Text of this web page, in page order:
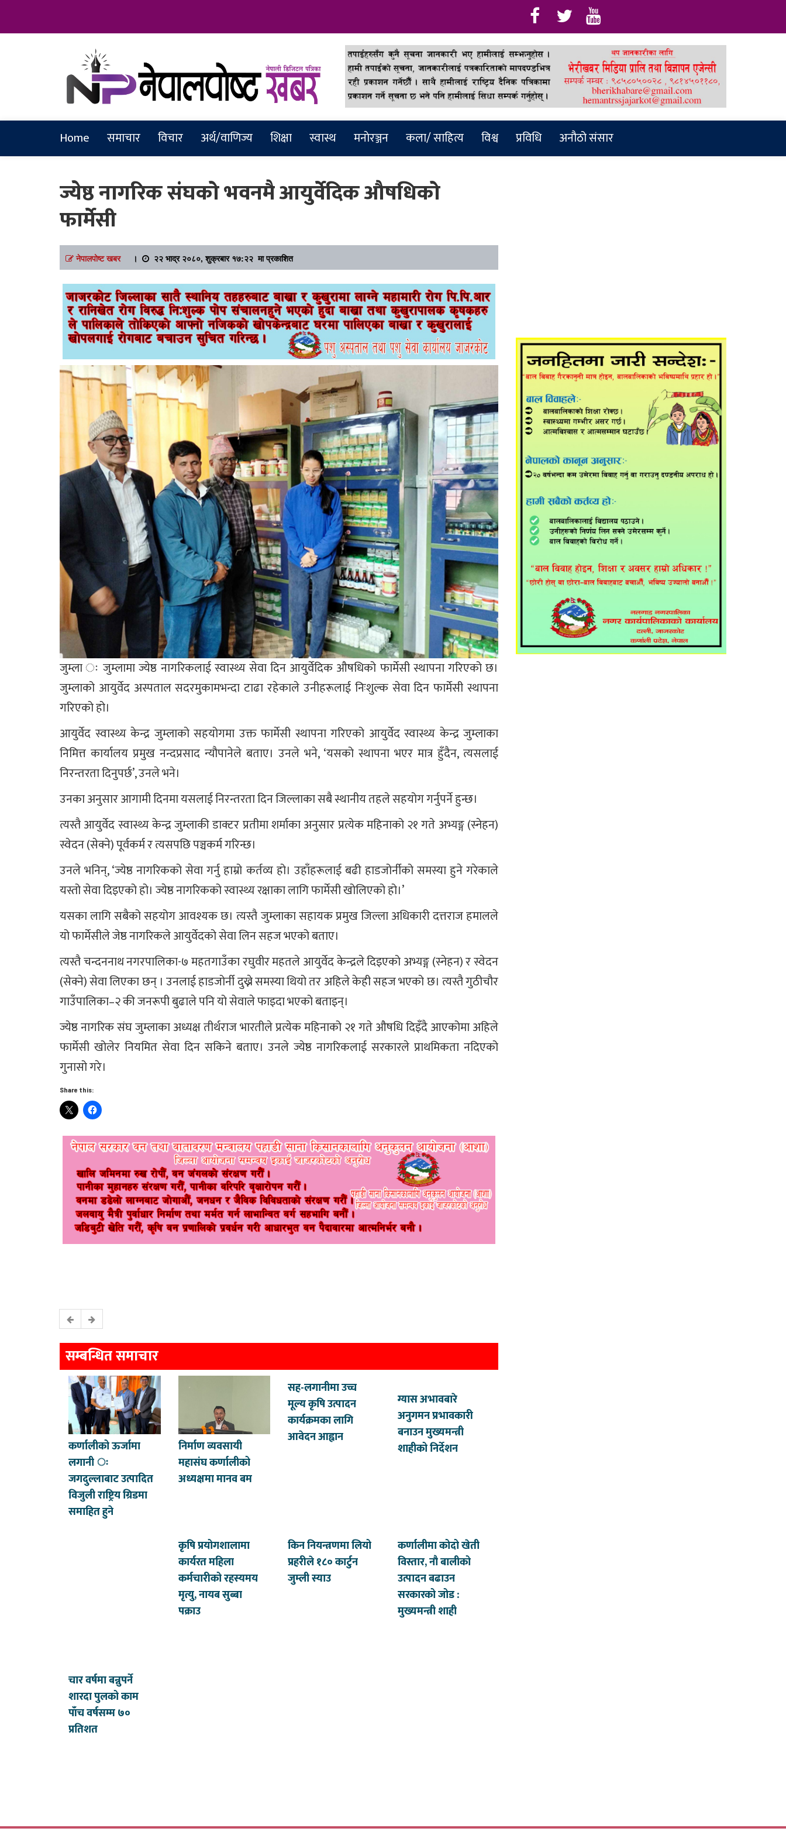
Nepalpostkhabar
Home समाचार विचार अर्थ/वाणिज्य शिक्षा स्वास्थ मनाेरञ्जन कला/ साहित्य विश्व प्रविधि अनौठो संसार
ज्येष्ठ नागरिक संघको भवनमै आयुर्वेदिक औषधिको
फार्मेसी
नेपालपोष्ट खबर। २२ भाद्र २०८०, शुक्रबार १७:२२ मा प्रकाशित
जुम्ला ः जुम्लामा ज्येष्ठ नागरिकलाई स्वास्थ्य सेवा दिन आयुर्वेदिक औषधिको फार्मेसी स्थापना गरिएको छ।
जुम्लाको आयुर्वेद अस्पताल सदरमुकामभन्दा टाढा रहेकाले उनीहरूलाई निःशुल्क सेवा दिन फार्मेसी स्थापना
गरिएको हो।
आयुर्वेद स्वास्थ्य केन्द्र जुम्लाको सहयोगमा उक्त फार्मेसी स्थापना गरिएको आयुर्वेद स्वास्थ्य केन्द्र जुम्लाका
निमित्त कार्यालय प्रमुख नन्दप्रसाद न्यौपानेले बताए। उनले भने, ‘यसको स्थापना भएर मात्र हुँदैन, त्यसलाई
निरन्तरता दिनुपर्छ’, उनले भने।
उनका अनुसार आगामी दिनमा यसलाई निरन्तरता दिन जिल्लाका सबै स्थानीय तहले सहयोग गर्नुपर्ने हुन्छ।
त्यस्तै आयुर्वेद स्वास्थ्य केन्द्र जुम्लाकी डाक्टर प्रतीमा शर्माका अनुसार प्रत्येक महिनाको २१ गते अभ्यङ्ग (स्नेहन)
स्वेदन (सेक्ने) पूर्वकर्म र त्यसपछि पञ्चकर्म गरिन्छ।
उनले भनिन्, ‘ज्येष्ठ नागरिकको सेवा गर्नु हाम्रो कर्तव्य हो। उहाँहरूलाई बढी हाडजोर्नीको समस्या हुने गरेकाले
यस्तो सेवा दिइएको हो। ज्येष्ठ नागरिकको स्वास्थ्य रक्षाका लागि फार्मेसी खोलिएको हो।’
यसका लागि सबैको सहयोग आवश्यक छ। त्यस्तै जुम्लाका सहायक प्रमुख जिल्ला अधिकारी दत्तराज हमालले
यो फार्मेसीले जेष्ठ नागरिकले आयुर्वेदको सेवा लिन सहज भएको बताए।
त्यस्तै चन्दननाथ नगरपालिका-७ महतगाउँका रघुवीर महतले आयुर्वेद केन्द्रले दिइएको अभ्यङ्ग (स्नेहन) र स्वेदन
(सेक्ने) सेवा लिएका छन् । उनलाई हाडजोर्नी दुख्ने समस्या थियो तर अहिले केही सहज भएको छ। त्यस्तै गुठीचौर
गाउँपालिका–२ की जनरूपी बुढाले पनि यो सेवाले फाइदा भएको बताइन्।
ज्येष्ठ नागरिक संघ जुम्लाका अध्यक्ष तीर्थराज भारतीले प्रत्येक महिनाको २१ गते औषधि दिइँदै आएकोमा अहिले
फार्मेसी खोलेर नियमित सेवा दिन सकिने बताए। उनले ज्येष्ठ नागरिकलाई सरकारले प्राथमिकता नदिएको
गुनासो गरे।
Share this:
सम्बन्धित समाचार
कर्णालीको ऊर्जामा
लगानी ः
जगदुल्लाबाट उत्पादित
विजुली राष्ट्रिय ग्रिडमा
समाहित हुने
निर्माण व्यवसायी
महासंघ कर्णालीको
अध्यक्षमा मानव बम
सह-लगानीमा उच्च
मूल्य कृषि उत्पादन
कार्यक्रमका लागि
आवेदन आह्वान
ग्यास अभावबारे
अनुगमन प्रभावकारी
बनाउन मुख्यमन्त्री
शाहीको निर्देशन
कृषि प्रयोगशालामा
कार्यरत महिला
कर्मचारीको रहस्यमय
मृत्यु, नायब सुब्बा
पक्राउ
किन नियन्त्रणमा लियो
प्रहरीले १८० कार्टुन
जुम्ली स्याउ
कर्णालीमा कोदो खेती
विस्तार, नौ बालीको
उत्पादन बढाउन
सरकारको जोड :
मुख्यमन्त्री शाही
चार वर्षमा बन्नुपर्ने
शारदा पुलको काम
पाँच वर्षसम्म ७०
प्रतिशत